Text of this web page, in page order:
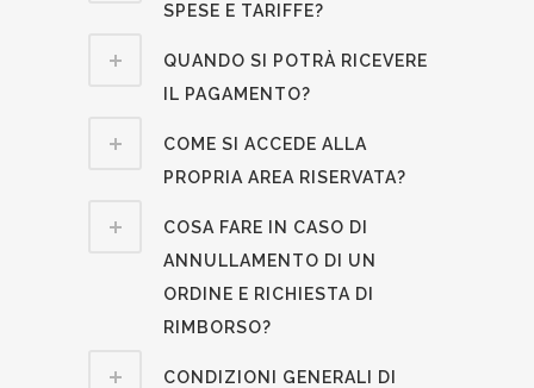
SPESE E TARIFFE?
QUANDO SI POTRÀ RICEVERE
IL PAGAMENTO?
COME SI ACCEDE ALLA
PROPRIA AREA RISERVATA?
COSA FARE IN CASO DI
ANNULLAMENTO DI UN
ORDINE E RICHIESTA DI
RIMBORSO?
CONDIZIONI GENERALI DI